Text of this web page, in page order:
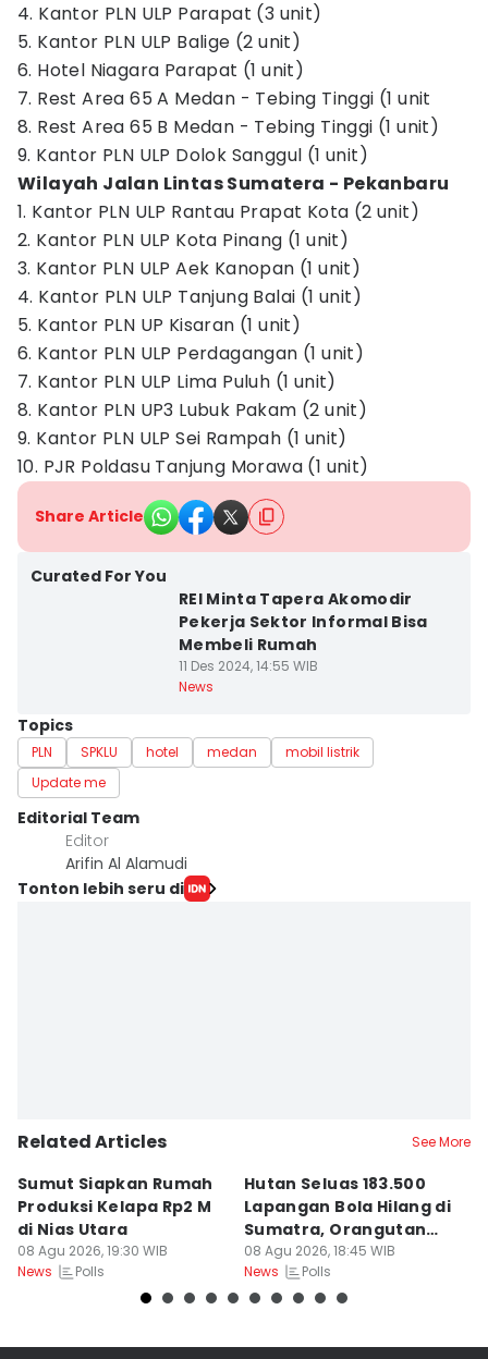
4. Kantor PLN ULP Parapat (3 unit)
5. Kantor PLN ULP Balige (2 unit)
6. Hotel Niagara Parapat (1 unit)
7. Rest Area 65 A Medan - Tebing Tinggi (1 unit
8. Rest Area 65 B Medan - Tebing Tinggi (1 unit)
9. Kantor PLN ULP Dolok Sanggul (1 unit)
Wilayah Jalan Lintas Sumatera - Pekanbaru
1. Kantor PLN ULP Rantau Prapat Kota (2 unit)
2. Kantor PLN ULP Kota Pinang (1 unit)
3. Kantor PLN ULP Aek Kanopan (1 unit)
4. Kantor PLN ULP Tanjung Balai (1 unit)
5. Kantor PLN UP Kisaran (1 unit)
6. Kantor PLN ULP Perdagangan (1 unit)
7. Kantor PLN ULP Lima Puluh (1 unit)
8. Kantor PLN UP3 Lubuk Pakam (2 unit)
9. Kantor PLN ULP Sei Rampah (1 unit)
10. PJR Poldasu Tanjung Morawa (1 unit)
Share Article
Curated For You
REI Minta Tapera Akomodir
Pekerja Sektor Informal Bisa
Membeli Rumah
11 Des 2024, 14:55 WIB
News
Topics
PLN SPKLU hotel medan
mobil listrik
Update me
Editorial Team
Editor
Arifin Al Alamudi
Tonton lebih seru di
Related Articles See More
Sumut Siapkan Rumah
Produksi Kelapa Rp2 M
di Nias Utara
08 Agu 2026, 19:30 WIB
News
Polls
Hutan Seluas 183.500
Lapangan Bola Hilang di
Sumatra, Orangutan
Tertekan
08 Agu 2026, 18:45 WIB
News
Polls